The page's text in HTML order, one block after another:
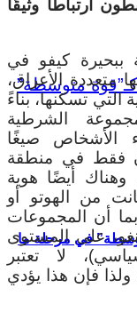
في مرحلة ما
ارتباطًا وثيقًا
كيفو في
الأعراق،
تسكنها، بناءً
الشرطية
الأشخاص صيغًا
فقط في منطقة
وهناك أيضًا هوية
من الهوتو أو
أن المجموعات
على المستوى
لا تعتبر
ولذا فإن هذا يؤدي